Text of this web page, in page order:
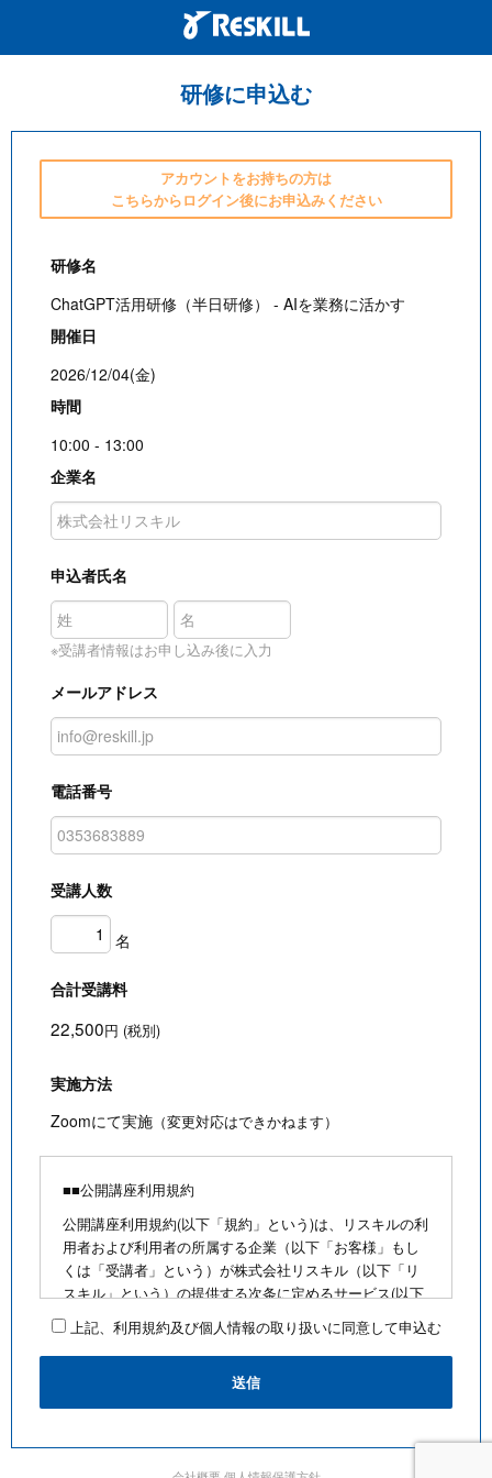
研修に申込む
アカウントをお持ちの方は
こちらからログイン後にお申込みください
研修名
ChatGPT活用研修（半日研修） - AIを業務に活かす
開催日
2026/12/04(金)
時間
10:00 - 13:00
企業名
申込者氏名
※受講者情報はお申し込み後に入力
メールアドレス
電話番号
受講人数
名
合計受講料
22,500円 (税別)
実施方法
Zoomにて実施 （変更対応はできかねます）
■■公開講座利用規約
公開講座利用規約(以下「規約」という)は、リスキルの利
用者および利用者の所属する企業（以下「お客様」もし
くは「受講者」という）が株式会社リスキル（以下「リ
スキル」という）の提供する次条に定めるサービス(以下
「公開講座」という)を利用するにあたり、お客様に遵守
していただく事項を定めたものです。
■公開講座お申込みにあたって
・最少催行人数を満たさないなど合理的な事由がある場
とします
上記、利用規約及び個人情報の取り扱いに同意して申込む